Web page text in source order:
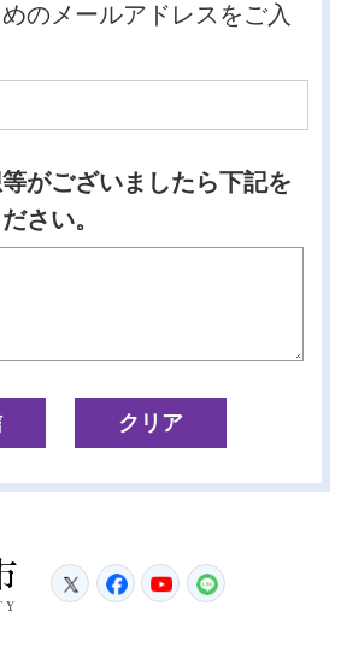
のメールアドレスをご入
がございましたら下記を
さい。
潮来市
TwitterFacebook
YouTube